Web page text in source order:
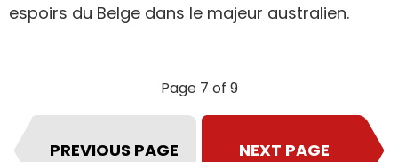
espoirs du Belge dans le majeur australien.
Page 7 of 9
PREVIOUS PAGE NEXT PAGE